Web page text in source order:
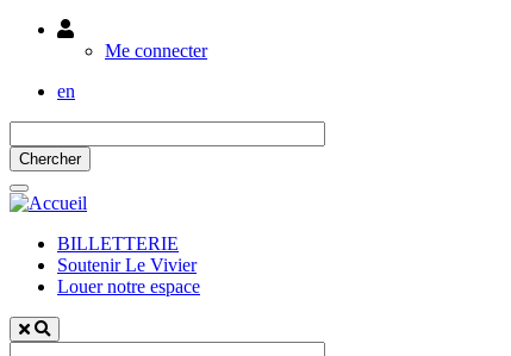
Utilisateur
Me connecter
en
BILLETTERIE
Soutenir Le Vivier
Louer notre espace